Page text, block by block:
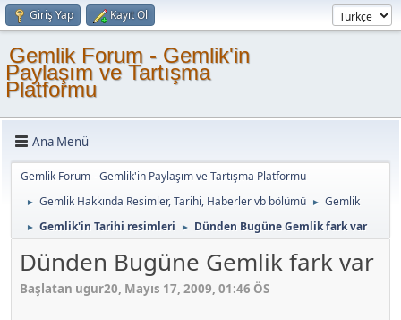
Giriş Yap Kayıt Ol
Gemlik Forum - Gemlik'in
Paylaşım ve Tartışma
Platformu
Ana Menü
Gemlik Forum - Gemlik'in Paylaşım ve Tartışma Platformu
► Gemlik Hakkında Resimler, Tarihi, Haberler vb bölümü ► Gemlik
► Gemlik'in Tarihi resimleri ► Dünden Bugüne Gemlik fark var
Dünden Bugüne Gemlik fark var
Başlatan ugur20, Mayıs 17, 2009, 01:46 ÖS